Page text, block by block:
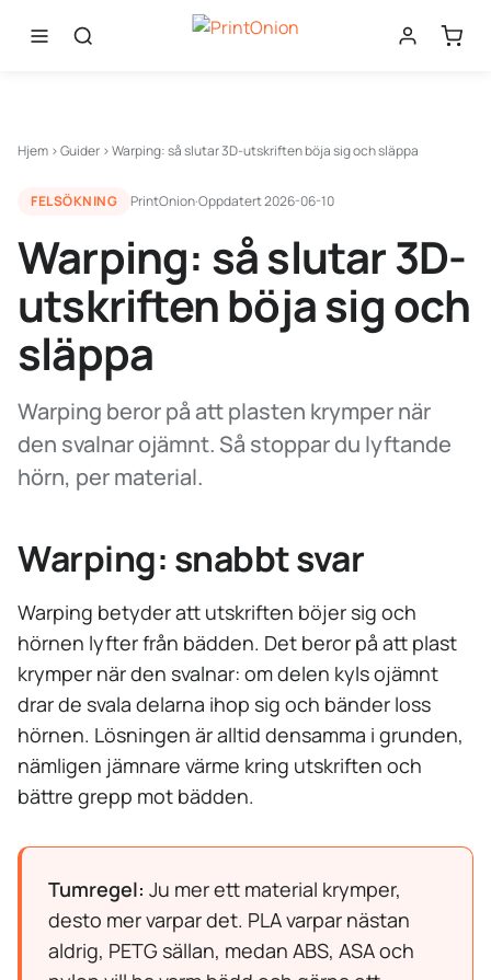
Hjem ›Guider ›Warping: så slutar 3D-utskriften böja sig och släppa
FELSÖKNING PrintOnion·Oppdatert2026-06-10
Warping: så slutar 3D-
utskriften böja sig och
släppa
Warping beror på att plasten krymper när
den svalnar ojämnt. Så stoppar du lyftande
hörn, per material.
Warping: snabbt svar
Warping betyder att utskriften böjer sig och
hörnen lyfter från bädden. Det beror på att plast
krymper när den svalnar: om delen kyls ojämnt
drar de svala delarna ihop sig och bänder loss
hörnen. Lösningen är alltid densamma i grunden,
nämligen jämnare värme kring utskriften och
bättre grepp mot bädden.
Tumregel: Ju mer ett material krymper,
desto mer varpar det. PLA varpar nästan
aldrig, PETG sällan, medan ABS, ASA och